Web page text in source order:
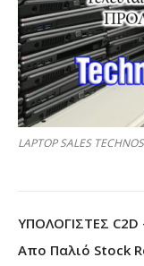
LAPTOP SALES
ΥΠΟΛΟΓΙΣΤΕΣ C2D
Απο Παλιό Stock